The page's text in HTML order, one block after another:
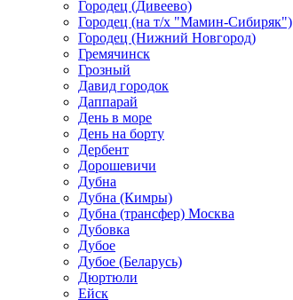
Городец (Дивеево)
Городец (на т/х "Мамин-Сибиряк")
Городец (Нижний Новгород)
Гремячинск
Грозный
Давид городок
Даппарай
День в море
День на борту
Дербент
Дорошевичи
Дубна
Дубна (Кимры)
Дубна (трансфер) Москва
Дубовка
Дубое
Дубое (Беларусь)
Дюртюли
Ейск